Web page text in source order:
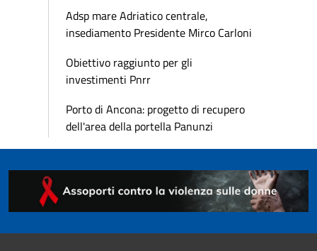
Adsp mare Adriatico centrale,
insediamento Presidente Mirco Carloni
Obiettivo raggiunto per gli
investimenti Pnrr
Porto di Ancona: progetto di recupero
dell'area della portella Panunzi